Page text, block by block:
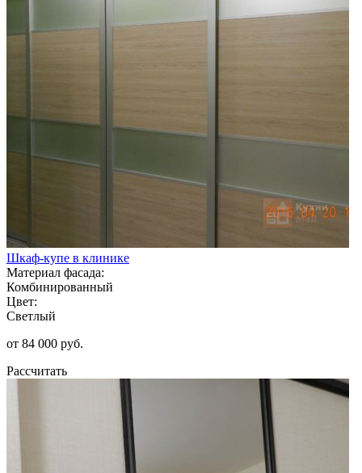
Шкаф-купе в клинике
Материал фасада:
Комбинированный
Цвет:
Светлый
от 84 000 руб.
Рассчитать